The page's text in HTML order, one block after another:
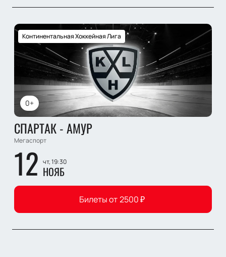
0+
Континентальная Хоккейная Лига
СПАРТАК - АМУР
Мегаспорт
12 чт, 19:30
НОЯБ
Билеты от2500₽